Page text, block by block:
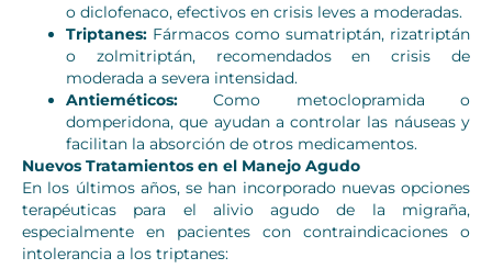
o diclofenaco, efectivos en crisis leves a moderadas.
Triptanes: Fármacos como sumatriptán, rizatriptán
o zolmitriptán, recomendados en crisis de
moderada a severa intensidad.
Antieméticos: Como metoclopramida o
domperidona, que ayudan a controlar las náuseas y
facilitan la absorción de otros medicamentos.
Nuevos Tratamientos en el Manejo Agudo
En los últimos años, se han incorporado nuevas opciones
terapéuticas para el alivio agudo de la migraña,
especialmente en pacientes con contraindicaciones o
intolerancia a los triptanes: